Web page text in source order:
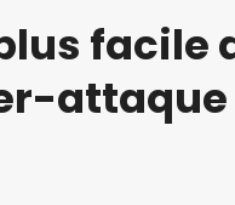
facile
attaque